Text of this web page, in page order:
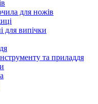
для ножів
для випічки
та приладдя